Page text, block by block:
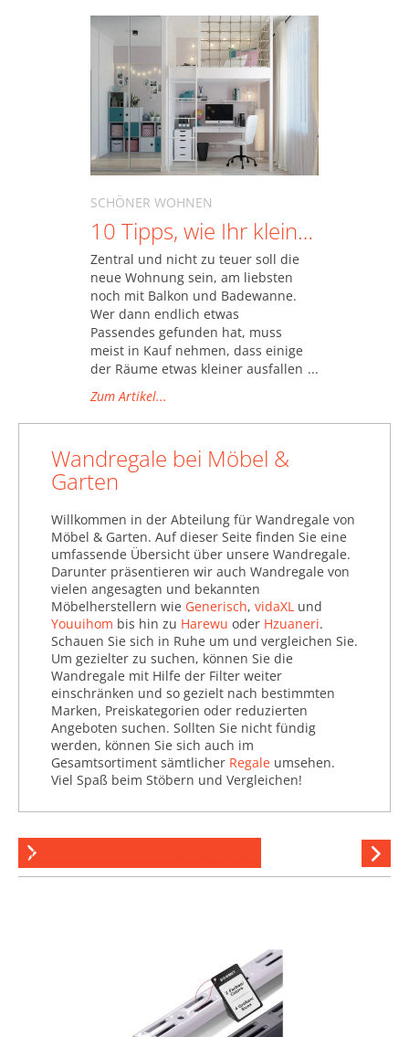
SCHÖNER WOHNEN
10 Tipps, wie Ihr kleines Schlafzimmer groß rauskommt
Zentral und nicht zu teuer soll die
neue Wohnung sein, am liebsten
noch mit Balkon und Badewanne.
Wer dann endlich etwas
Passendes gefunden hat, muss
meist in Kauf nehmen, dass einige
der Räume etwas kleiner ausfallen
oder schlecht geschnitten sind.
Das trifft oft ausgerechnet für den
intimsten und privatesten aller
Grund auf Stil und Behaglichkeit
zu verzichten, finden wir und
Lösungsvorschläge und optische
Tricks, damit Sie das Optimum aus
Ihrem kleinen Schlafzimmer
herausholen.
Zum Artikel...
Wandregale bei Möbel &
Garten
Willkommen in der Abteilung für Wandregale von
Möbel & Garten. Auf dieser Seite finden Sie eine
umfassende Übersicht über unsere Wandregale.
Darunter präsentieren wir auch Wandregale von
vielen angesagten und bekannten
Möbelherstellern wie Generisch, vidaXL und
Youuihom bis hin zu Harewu oder Hzuaneri.
Schauen Sie sich in Ruhe um und vergleichen Sie.
Um gezielter zu suchen, können Sie die
Wandregale mit Hilfe der Filter weiter
einschränken und so gezielt nach bestimmten
Marken, Preiskategorien oder reduzierten
Angeboten suchen. Sollten Sie nicht fündig
werden, können Sie sich auch im
Gesamtsortiment sämtlicher Regale umsehen.
Viel Spaß beim Stöbern und Vergleichen!
Schienen für Wandregale